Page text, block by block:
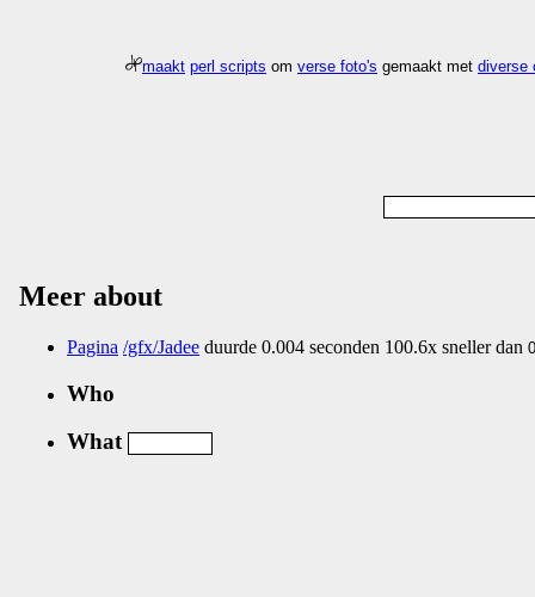
maakt perl scripts omverse foto's gemaakt metdiverse
Meer about
Pagina /gfx/Jadee duurde 0.004 seconden 100.6x sneller dan
Who
What